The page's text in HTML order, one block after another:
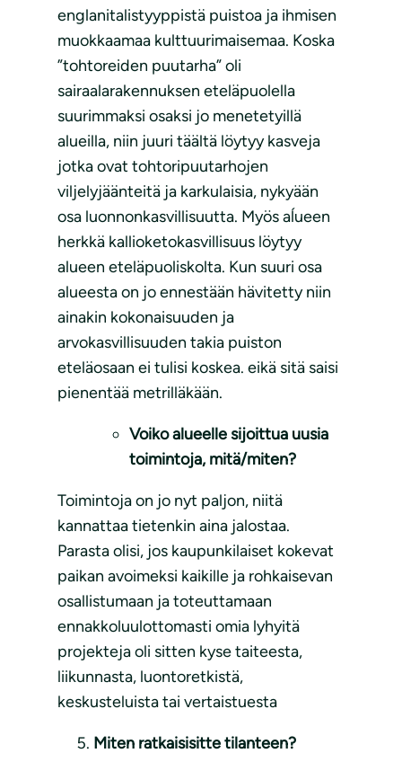
englanitalistyyppistä puistoa ja ihmisen
muokkaamaa kulttuurimaisemaa. Koska
”tohtoreiden puutarha” oli
sairaalarakennuksen eteläpuolella
suurimmaksi osaksi jo menetetyillä
alueilla, niin juuri täältä löytyy kasveja
jotka ovat tohtoripuutarhojen
viljelyjäänteitä ja karkulaisia, nykyään
osa luonnonkasvillisuutta. Myös aĺueen
herkkä kallioketokasvillisuus löytyy
alueen eteläpuoliskolta. Kun suuri osa
alueesta on jo ennestään hävitetty niin
ainakin kokonaisuuden ja
arvokasvillisuuden takia puiston
eteläosaan ei tulisi koskea. eikä sitä saisi
pienentää metrilläkään.
Voiko alueelle sijoittua uusia
toimintoja, mitä/miten?
Toimintoja on jo nyt paljon, niitä
kannattaa tietenkin aina jalostaa.
Parasta olisi, jos kaupunkilaiset kokevat
paikan avoimeksi kaikille ja rohkaisevan
osallistumaan ja toteuttamaan
ennakkoluulottomasti omia lyhyitä
projekteja oli sitten kyse taiteesta,
liikunnasta, luontoretkistä,
keskusteluista tai vertaistuesta
Miten ratkaisisitte tilanteen?